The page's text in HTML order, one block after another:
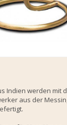
Indien werden mit
aus der